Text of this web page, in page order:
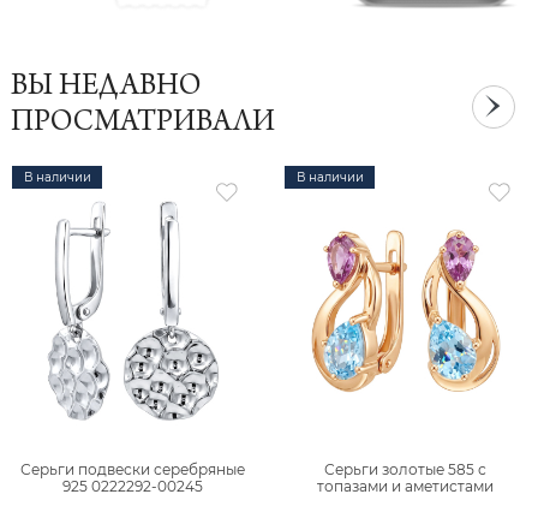
ВЫ НЕДАВНО
ПРОСМАТРИВАЛИ
В наличии
Серьги подвески серебряные
925 0222292-00245
В наличии
Серьги золотые 585 с
топазами и аметистами